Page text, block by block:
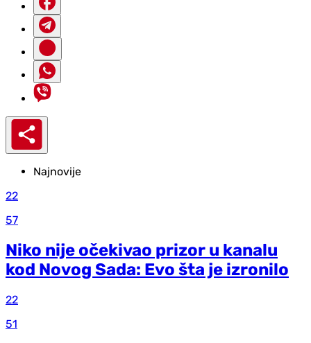
Najnovije
22
57
Niko nije očekivao prizor u kanalu
kod Novog Sada: Evo šta je izronilo
22
51